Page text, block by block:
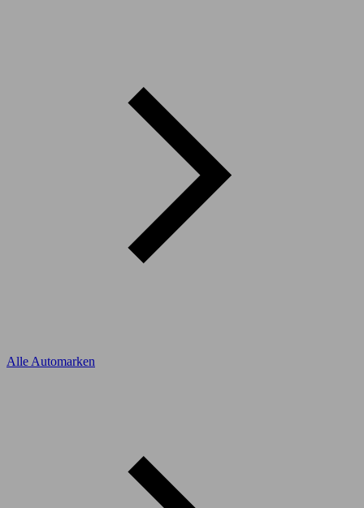
Alle Automarken